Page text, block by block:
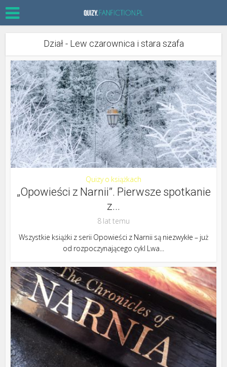
Dział - Lew czarownica i stara szafa
Quizy o książkach
„Opowieści z Narnii”. Pierwsze spotkanie
z...
8 lat temu
Wszystkie książki z serii Opowieści z Narnii są niezwykłe – już
od rozpoczynającego cykl Lwa...